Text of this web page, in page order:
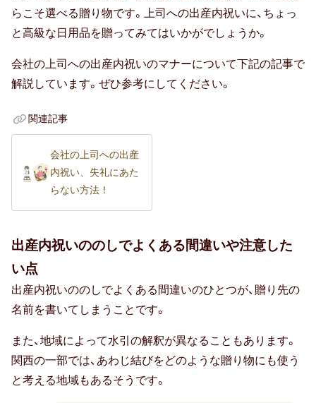
子供（ 赤ちゃん・孫 )
上司・先輩
同僚
80代女性
部下・後輩
20代男性
30代男性
男性
40代男性
らこそ選べる贈り物です。上司への出産内祝いに、ちょっ
と高級な日用品を贈ってみてはいかがでしょうか。
会社の上司への出産内祝いのマナーについて下記の記事で
解説しています。ぜひ参考にしてください。
関連記事
会社の上司への出産
内祝い、失礼にあた
らない方法！
出産内祝いののしでよくある間違いや注意した
い点
出産内祝いののしでよくある間違いのひとつが、贈り先の
名前を書いてしまうことです。
また、地域によって水引の解釈が異なることもあります。
関西の一部では、あわじ結びをどのような贈り物にも使う
と考える地域もあるそうです。